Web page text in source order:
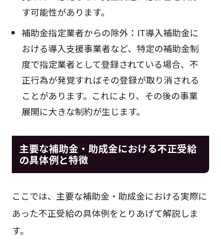
す可能性があります。
補助金指定業者からの除外：IT導入補助金に
おける導入支援事業者など、特定の補助金制
度で指定業者として登録されている場合、不
正行為が発覚すればその登録が取り消される
ことがあります。これにより、その後の事業
展開に大きな制約が生じます。
主要な補助金・助成金における不正受給
の具体例と特徴
ここでは、主要な補助金・助成金における実際に
あった不正受給の具体例をとりあげて解説しま
す。